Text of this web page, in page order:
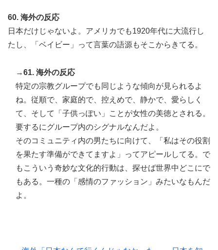
60. 海外の反応
日本だけじゃないよ。アメリカでも1920年代に大流行し
たし、「ベイビー」って言葉の語源もそこからきてる。
→61. 海外の反応
特定の宗教グループでも同じような傾向が見られるよ
ね。従順で、家庭的で、控えめで、静かで、愛らしく
て、そして「子供っぽい」ことが女性の美徳とされる。
要するにグループ内のシグナルなんだよ。
そのコミュニティ内の男たちに向けて、「私はその役割
を果たす準備ができてますよ」ってアピールしてる。で
もこういう奇妙な文化的行動は、探せば世界中どこにで
もある。一種の「感情のファッション」みたいなもんだ
よ。